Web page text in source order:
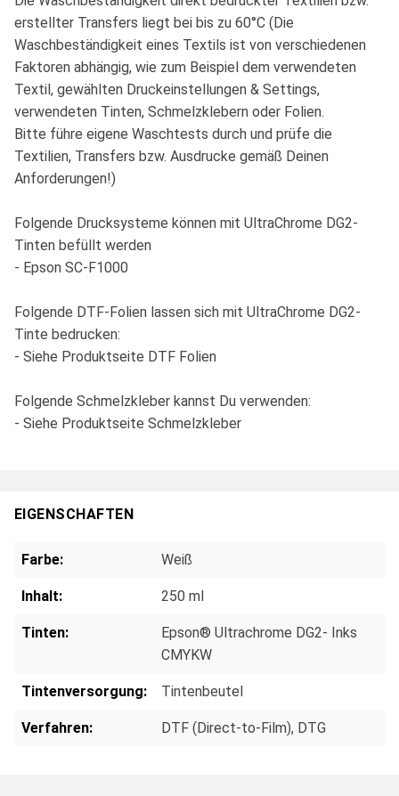
erstellter Transfers liegt bei bis zu 60°C (Die
Waschbeständigkeit eines Textils ist von verschiedenen
Faktoren abhängig, wie zum Beispiel dem verwendeten
Textil, gewählten Druckeinstellungen & Settings,
verwendeten Tinten, Schmelzklebern oder Folien.
Bitte führe eigene Waschtests durch und prüfe die
Textilien, Transfers bzw. Ausdrucke gemäß Deinen
Anforderungen!)
Folgende Drucksysteme können mit UltraChrome DG2-
Tinten befüllt werden
- Epson SC-F1000
Folgende DTF-Folien lassen sich mit UltraChrome DG2-
Tinte bedrucken:
- Siehe Produktseite DTF Folien
Folgende Schmelzkleber kannst Du verwenden:
- Siehe Produktseite Schmelzkleber
EIGENSCHAFTEN
Farbe: Weiß
Inhalt: 250 ml
Tinten:
Epson® Ultrachrome DG2- Inks
CMYKW
Tintenversorgung: Tintenbeutel
Verfahren: DTF (Direct-to-Film), DTG